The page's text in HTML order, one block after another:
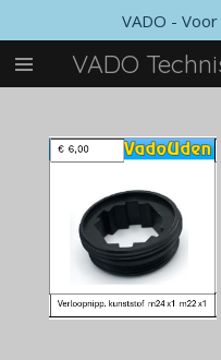
direct
naar
de
VADO
VADO -